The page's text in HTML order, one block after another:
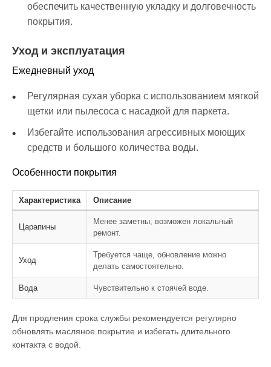
обеспечить качественную укладку и долговечность
покрытия.
Уход и эксплуатация
Ежедневный уход
Регулярная сухая уборка с использованием мягкой
щетки или пылесоса с насадкой для паркета.
Избегайте использования агрессивных моющих
средств и большого количества воды.
Особенности покрытия
Характеристика Описание
Царапины
Менее заметны, возможен локальный
ремонт.
Уход
Требуется чаще, обновление можно
делать самостоятельно.
Вода Чувствительно к стоячей воде.
Для продления срока службы рекомендуется регулярно
обновлять масляное покрытие и избегать длительного
контакта с водой.